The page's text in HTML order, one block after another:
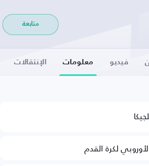
متابعة
فيديو معلومات الإنتقالات
لكرة القدم